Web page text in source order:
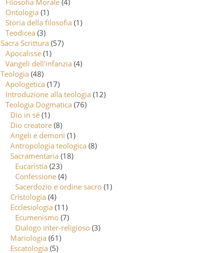
Filosofia Morale (4)
Ontologia (1)
Storia della filosofia (1)
Teodicea (3)
Sacra Scrittura (57)
Apocalisse (1)
Vangeli dell'infanzia (4)
Teologia (48)
Apologetica (17)
Introduzione alla teologia (12)
Teologia Dogmatica (76)
Dio in sé (1)
Dio creatore (8)
Angeli e demoni (1)
Antropologia teologica (8)
Sacramentaria (18)
Eucaristia (23)
Confessione (4)
Sacerdozio e ordine sacro (1)
Cristologia (4)
Ecclesiologia (11)
Ecumenismo (7)
Dialogo inter-religioso (3)
Mariologia (61)
Escatologia (5)